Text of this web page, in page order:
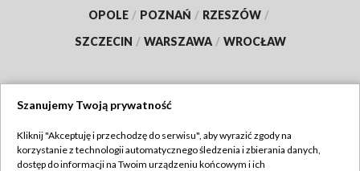
OPOLE / POZNAŃ / RZESZÓW /
SZCZECIN / WARSZAWA / WROCŁAW
TVP
Szanujemy Twoją prywatność
Kliknij "Akceptuję i przechodzę do serwisu", aby wyrazić zgody na
korzystanie z technologii automatycznego śledzenia i zbierania danych,
dostęp do informacji na Twoim urządzeniu końcowym i ich